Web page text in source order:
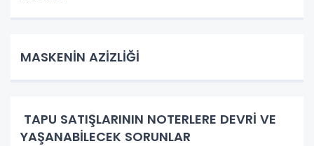
MASKENİN AZİZLİĞİ
TAPU SATIŞLARININ NOTERLERE DEVRİ VE
YAŞANABİLECEK SORUNLAR